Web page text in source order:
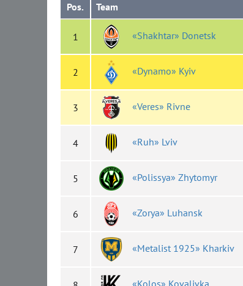
Pos. Team
1 «Shakhtar» Donetsk
2 «Dynamo» Kyiv
3 «Veres» Rivne
4 «Ruh» Lviv
5 «Polissya» Zhytomyr
6 «Zorya» Luhansk
7 «Metalist 1925» Kharkiv
«Kolos» Kovalivka